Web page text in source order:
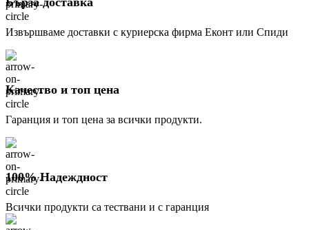
Извършваме доставки с куриерска фирма Еконт или Спиди
Качество и топ цена
Гаранция и топ цена за всички продукти.
100% Надеждност
Всички продукти са тествани и с гаранция